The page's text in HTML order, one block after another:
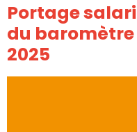
Portage
du baromètre
2025